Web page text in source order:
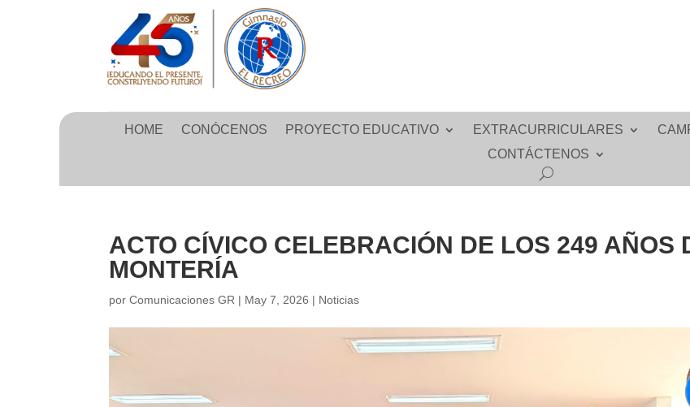
HOME CONÓCENOS PROYECTO EDUCATIVO EXTRACURRICULARES
CONTÁCTENOS
ACTO CÍVICO CELEBRACIÓN DE LOS 249 AÑOS
MONTERÍA
porComunicaciones GR | May 7, 2026 | Noticias